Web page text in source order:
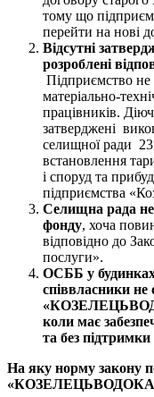
тому що
перейти на нові
Відсутні
розроблені
Підприємство
матеріально-
працівників.
затверджені
селищної ради
встановлення
і споруд та
підприємства
Селищна рада
фонду, хоча
відповідно до
послуги».
ОСББ у будинках
співвласники не
коли має
та без підтримки
На яку норму закону